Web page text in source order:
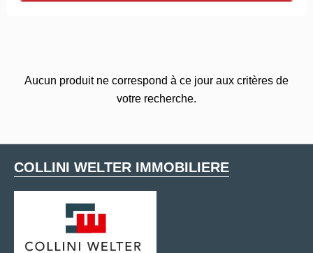
Aucun produit ne correspond à ce jour aux critères de
votre recherche.
COLLINI WELTER IMMOBILIERE